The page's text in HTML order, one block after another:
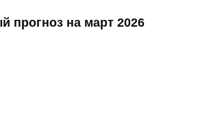
прогноз на март 2026